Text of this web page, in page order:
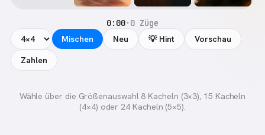
0:00· 0 Züge
Mischen
Neu 💡 Hint
Vorschau
Zahlen
Wähle über die Größenauswahl 8 Kacheln (3×3), 15 Kacheln
(4×4) oder 24 Kacheln (5×5).